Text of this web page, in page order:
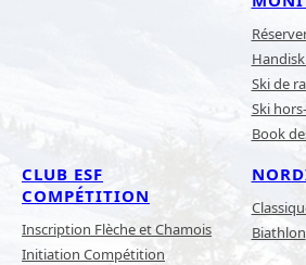
Ski de
Ski
Book
CLUB ESF
COMPÉTITION
Inscription Flèche et Chamois
Initiation Compétition
Biathlon